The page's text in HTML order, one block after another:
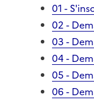
01 -
02 -
03 -
04 -
05 -
06 -